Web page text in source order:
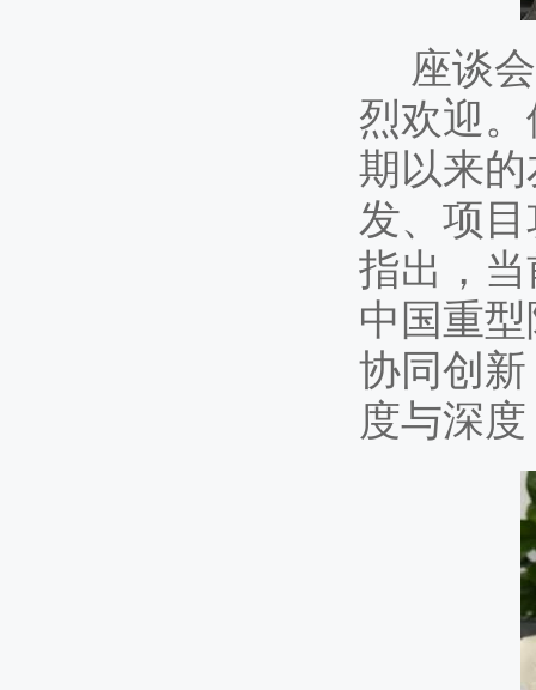
座谈
烈欢迎
期以来
发、项
指出，
中国重
协同创
度与深